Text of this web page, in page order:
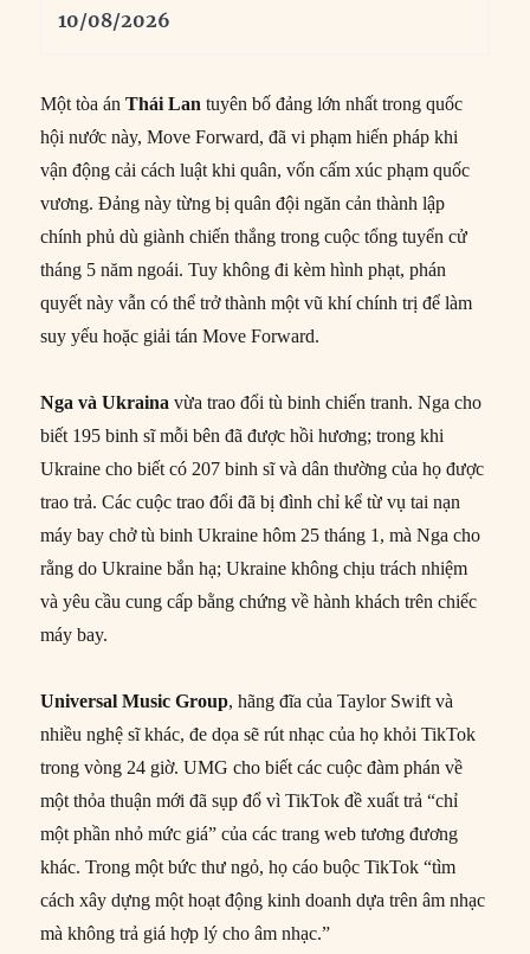
10/08/2026
Một tòa ánThái Lan tuyên bố đảng lớn nhất trong quốc
hội nước này, Move Forward, đã vi phạm hiến pháp khi
vận động cải cách luật khi quân, vốn cấm xúc phạm quốc
vương. Đảng này từng bị quân đội ngăn cản thành lập
chính phủ dù giành chiến thắng trong cuộc tổng tuyển cử
tháng 5 năm ngoái. Tuy không đi kèm hình phạt, phán
quyết này vẫn có thể trở thành một vũ khí chính trị để làm
suy yếu hoặc giải tán Move Forward.
Nga và Ukraina vừa trao đổi tù binh chiến tranh. Nga cho
biết 195 binh sĩ mỗi bên đã được hồi hương; trong khi
Ukraine cho biết có 207 binh sĩ và dân thường của họ được
trao trả. Các cuộc trao đổi đã bị đình chỉ kể từ vụ tai nạn
máy bay chở tù binh Ukraine hôm 25 tháng 1, mà Nga cho
rằng do Ukraine bắn hạ; Ukraine không chịu trách nhiệm
và yêu cầu cung cấp bằng chứng về hành khách trên chiếc
máy bay.
Universal Music Group, hãng đĩa của Taylor Swift và
nhiều nghệ sĩ khác, đe dọa sẽ rút nhạc của họ khỏi TikTok
trong vòng 24 giờ. UMG cho biết các cuộc đàm phán về
một thỏa thuận mới đã sụp đổ vì TikTok đề xuất trả “chỉ
một phần nhỏ mức giá” của các trang web tương đương
khác. Trong một bức thư ngỏ, họ cáo buộc TikTok “tìm
cách xây dựng một hoạt động kinh doanh dựa trên âm nhạc
mà không trả giá hợp lý cho âm nhạc.”